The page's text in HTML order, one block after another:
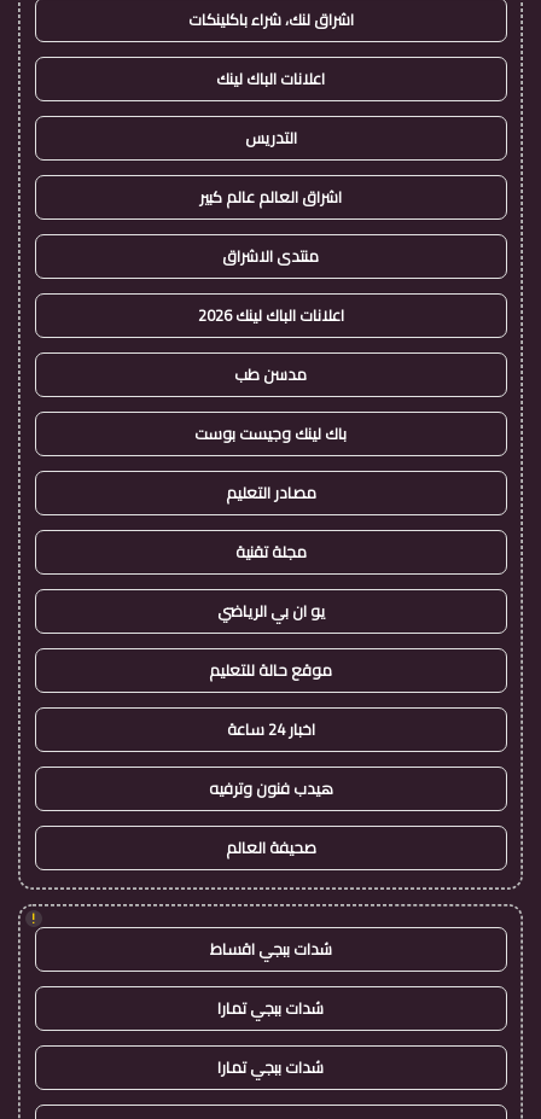
اشراق لنك، شراء باكلينكات
اعلانات الباك لينك
التدريس
اشراق العالم عالم كبير
منتدى الاشراق
اعلانات الباك لينك 2026
مدسن طب
باك لينك وجيست بوست
مصادر التعليم
مجلة تقنية
يو ان بي الرياضي
موقع حالة للتعليم
اخبار 24 ساعة
هيدب فنون وترفيه
صحيفة العالم
!
شدات ببجي اقساط
شدات ببجي تمارا
شدات ببجي تمارا